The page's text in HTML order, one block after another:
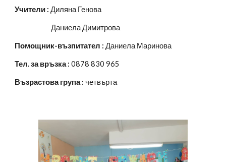
Учители : Диляна Генова
Даниела Димитрова
Помощник-възпитател : Даниела Маринова
Тел. за връзка : 0878 830 965
Възрастова група : четвърта